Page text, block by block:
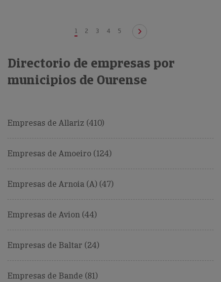
1 2 3 4 5
Directorio de empresas por
municipios de Ourense
Empresas de Allariz (410)
Empresas de Amoeiro (124)
Empresas de Arnoia (A) (47)
Empresas de Avion (44)
Empresas de Baltar (24)
Empresas de Bande (81)